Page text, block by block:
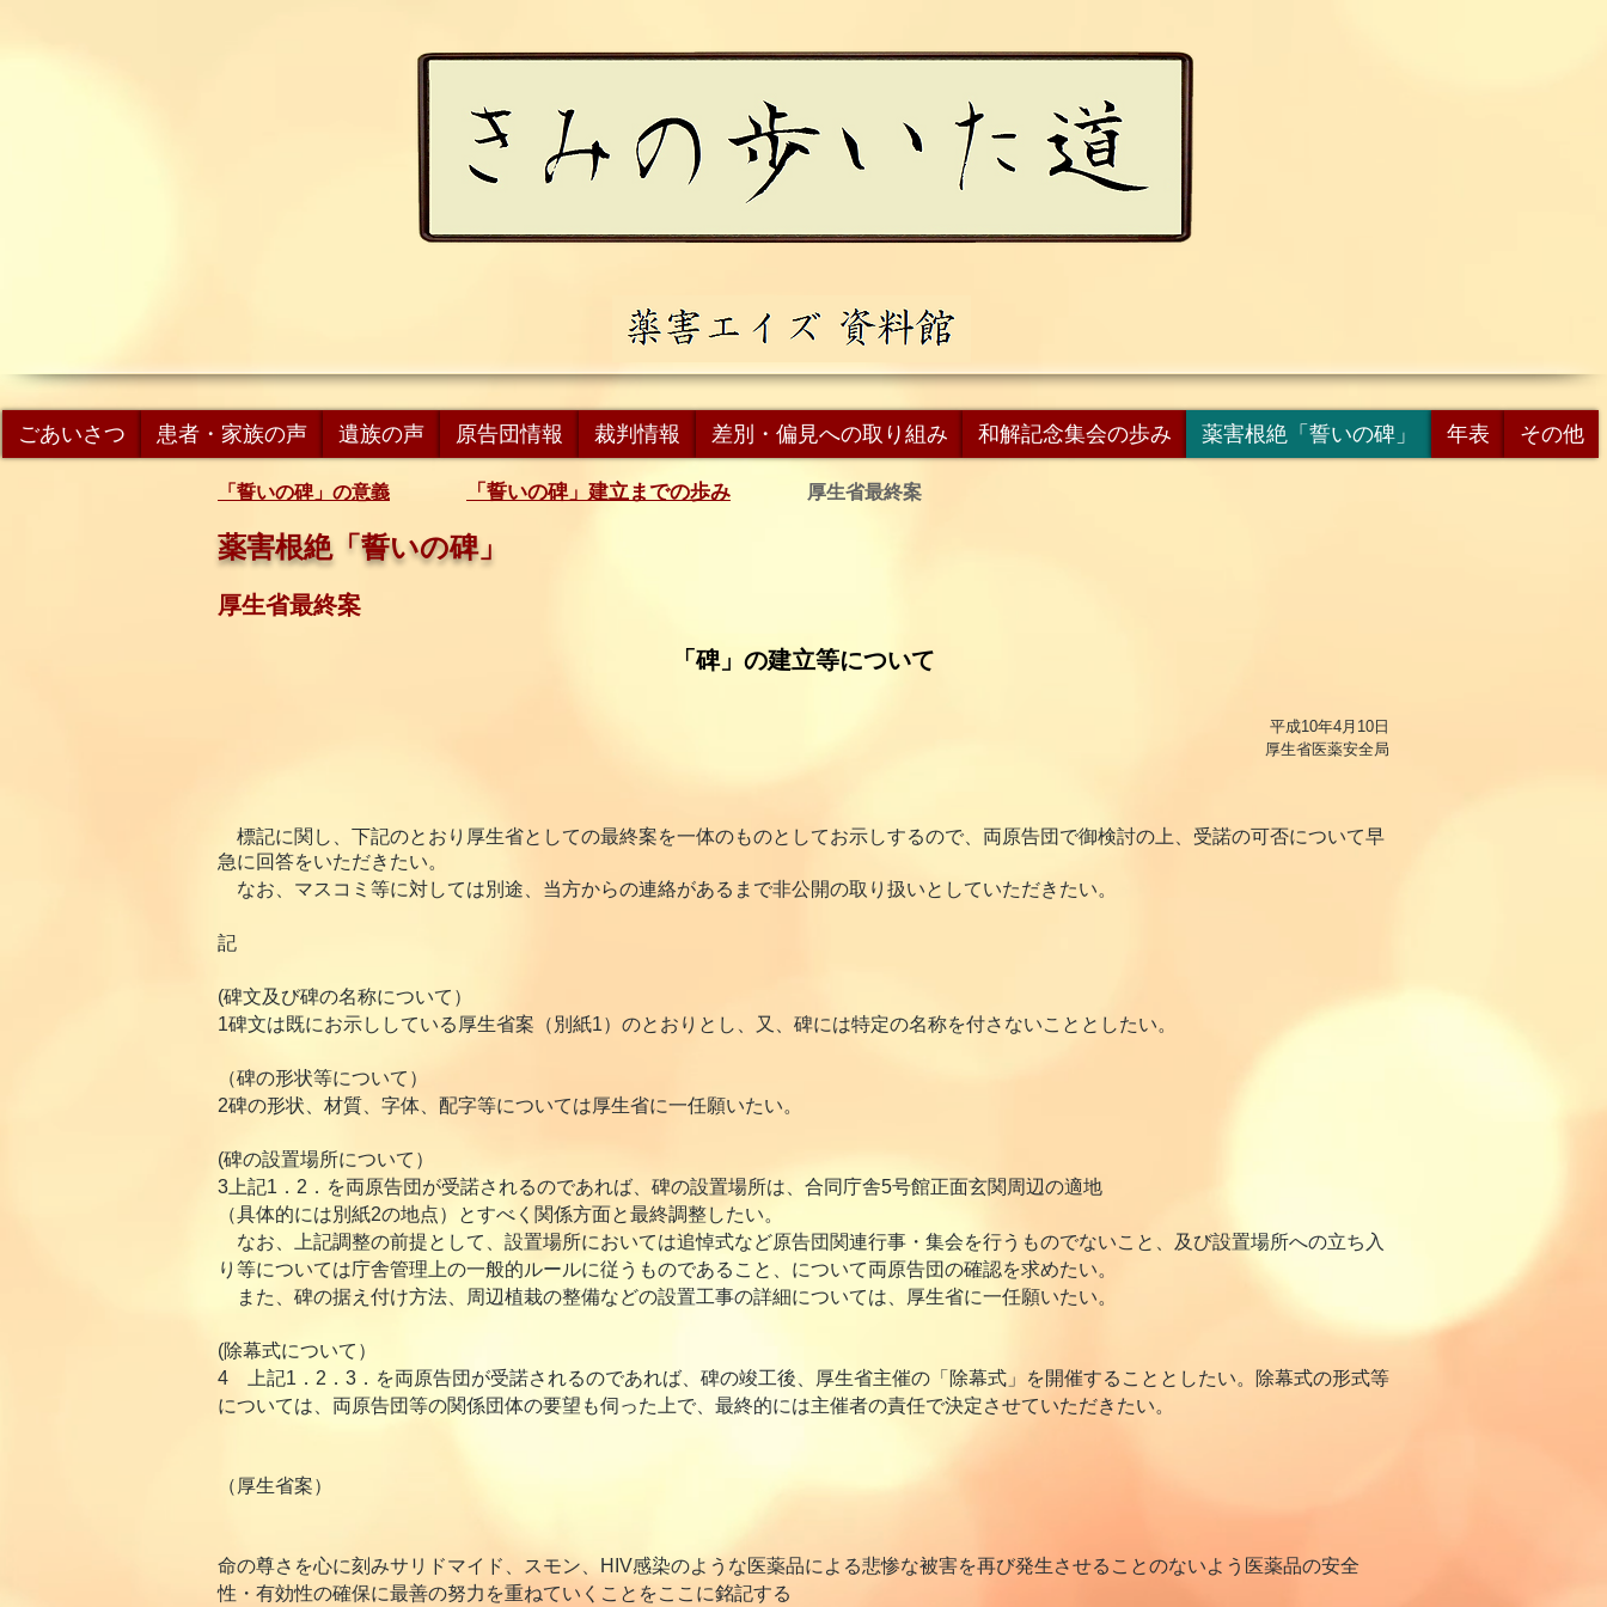
ごあいさつ 患者・家族の声 遺族の声 原告団情報 裁判情報 差別・偏見への取り組み 和解記念集会の歩み 薬害根絶「誓いの碑」 年表 その他
「誓いの碑」の意義 「誓いの碑」建立までの歩み 厚生省最終案
薬害根絶「誓いの碑」
厚生省最終案
「碑」の建立等について
平成10年4月10日
厚生省医薬安全局
標記に関し、下記のとおり厚生省としての最終案を一体のものとしてお示しするので、両原告団で御検討の上、受諾の可否について早
急に回答をいただきたい。
なお、マスコミ等に対しては別途、当方からの連絡があるまで非公開の取り扱いとしていただきたい。
記
(碑文及び碑の名称について）
1碑文は既にお示ししている厚生省案（別紙1）のとおりとし、又、碑には特定の名称を付さないこととしたい。
（碑の形状等について）
2碑の形状、材質、字体、配字等については厚生省に一任願いたい。
(碑の設置場所について）
3上記1．2．を両原告団が受諾されるのであれば、碑の設置場所は、合同庁舎5号館正面玄関周辺の適地
（具体的には別紙2の地点）とすべく関係方面と最終調整したい。
なお、上記調整の前提として、設置場所においては追悼式など原告団関連行事・集会を行うものでないこと、及び設置場所への立ち入
り等については庁舎管理上の一般的ルールに従うものであること、について両原告団の確認を求めたい。
また、碑の据え付け方法、周辺植栽の整備などの設置工事の詳細については、厚生省に一任願いたい。
(除幕式について）
4 上記1．2．3．を両原告団が受諾されるのであれば、碑の竣工後、厚生省主催の「除幕式」を開催することとしたい。除幕式の形式等
については、両原告団等の関係団体の要望も伺った上で、最終的には主催者の責任で決定させていただきたい。
（厚生省案）
命の尊さを心に刻みサリドマイド、スモン、HIV感染のような医薬品による悲惨な被害を再び発生させることのないよう医薬品の安全
性・有効性の確保に最善の努力を重ねていくことをここに銘記する